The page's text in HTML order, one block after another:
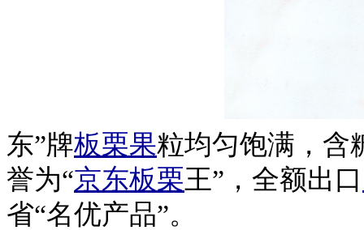
东”牌板栗果粒均匀饱满，含
誉为“京东板栗王”，全额出口
省“名优产品”。